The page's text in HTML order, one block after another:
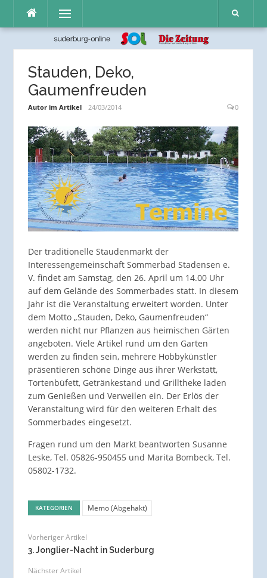
Inhalt
Menü
Stauden, Deko,
Gaumenfreuden
Autor im Artikel 24/03/2014 0
Der traditionelle Staudenmarkt der
Interessengemeinschaft Sommerbad Stadensen e.
V. findet am Samstag, den 26. April um 14.00 Uhr
auf dem Gelände des Sommerbades statt. In diesem
Jahr ist die Veranstaltung erweitert worden. Unter
dem Motto „Stauden, Deko, Gaumenfreuden“
werden nicht nur Pflanzen aus heimischen Gärten
angeboten. Viele Artikel rund um den Garten
werden zu finden sein, mehrere Hobbykünstler
präsentieren schöne Dinge aus ihrer Werkstatt,
Tortenbüfett, Getränkestand und Grilltheke laden
zum Genießen und Verweilen ein. Der Erlös der
Veranstaltung wird für den weiteren Erhalt des
Sommerbades eingesetzt.
Fragen rund um den Markt beantworten Susanne
Leske, Tel. 05826-950455 und Marita Bombeck, Tel.
05802-1732.
KATEGORIEN Memo (Abgehakt)
Vorheriger Artikel
3. Jonglier-Nacht in Suderburg
Nächster Artikel